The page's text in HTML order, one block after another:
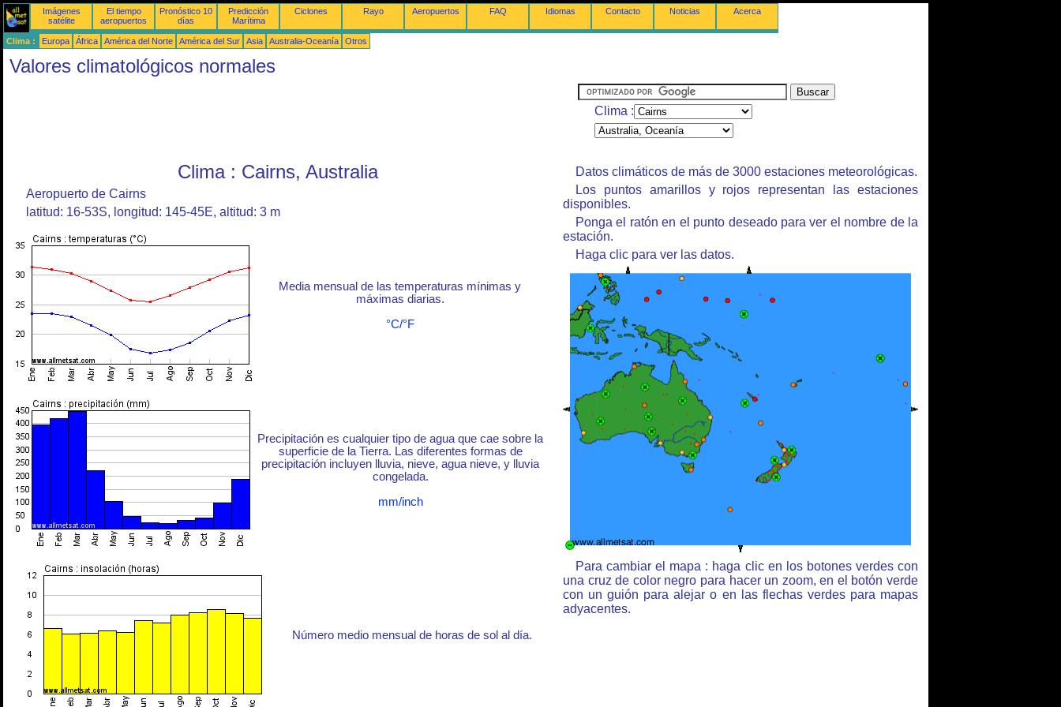
Imágenes
satélite
El tiempo
aeropuertos
Pronóstico 10
días
Predicción
Marítima
Ciclones Rayo Aeropuertos FAQ Idiomas Contacto Noticias Acerca
Clima : Europa África América del Norte América del Sur Asia Australia-Oceanía Otros
Valores climatológicos normales
Clima :
Clima : Cairns, Australia
Aeropuerto de Cairns
latitud: 16-53S, longitud: 145-45E, altitud: 3 m
Media mensual de las temperaturas mínimas y
máximas diarias.
°C/°F
Precipitación es cualquier tipo de agua que cae sobre la
superficie de la Tierra. Las diferentes formas de
precipitación incluyen lluvia, nieve, agua nieve, y lluvia
congelada.
mm/inch
Número medio mensual de horas de sol al día.
Datos climáticos de más de 3000 estaciones meteorológicas.
Los puntos amarillos y rojos representan las estaciones
disponibles.
Ponga el ratón en el punto deseado para ver el nombre de la
estación.
Haga clic para ver las datos.
Para cambiar el mapa : haga clic en los botones verdes con
una cruz de color negro para hacer un zoom, en el botón verde
con un guión para alejar o en las flechas verdes para mapas
adyacentes.